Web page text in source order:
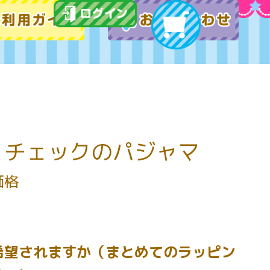
ェックのパジャマ
格
されますか（まとめてのラッピン